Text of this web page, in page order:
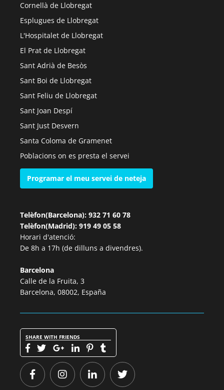
Cornellà de Llobregat
Esplugues de Llobregat
L'Hospitalet de Llobregat
El Prat de Llobregat
Sant Adrià de Besòs
Sant Boi de Llobregat
Sant Feliu de Llobregat
Sant Joan Despí
Sant Just Desvern
Santa Coloma de Gramenet
Poblacions on es presta el servei
Programar el meu servei de neteja
Telèfon(Barcelona): 932 71 60 78
Telèfon(Madrid): 919 49 05 58
Horari d'atenció:
De 8h a 17h (de dilluns a divendres).
Barcelona
Calle de la Fruita, 3
Barcelona, 08002, España
SHARE WITH FRIENDS